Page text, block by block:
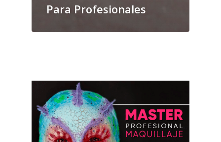
Para Profesionales